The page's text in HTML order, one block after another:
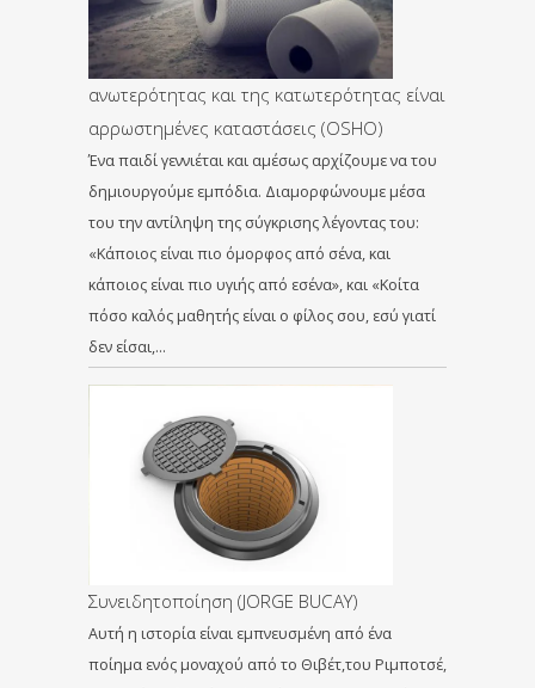
ανωτερότητας και της κατωτερότητας είναι
αρρωστημένες καταστάσεις (OSHO)
Ένα παιδί γεννιέται και αμέσως αρχίζουμε να του
δημιουργούμε εμπόδια. Διαμορφώνουμε μέσα
του την αντίληψη της σύγκρισης λέγοντας του:
«Κάποιος είναι πιο όμορφος από σένα, και
κάποιος είναι πιο υγιής από εσένα», και «Κοίτα
πόσο καλός μαθητής είναι ο φίλος σου, εσύ γιατί
δεν είσαι,…
Συνειδητοποίηση (JORGE BUCAY)
Αυτή η ιστορία είναι εμπνευσμένη από ένα
ποίημα ενός μοναχού από το Θιβέτ,του Ριμποτσέ,